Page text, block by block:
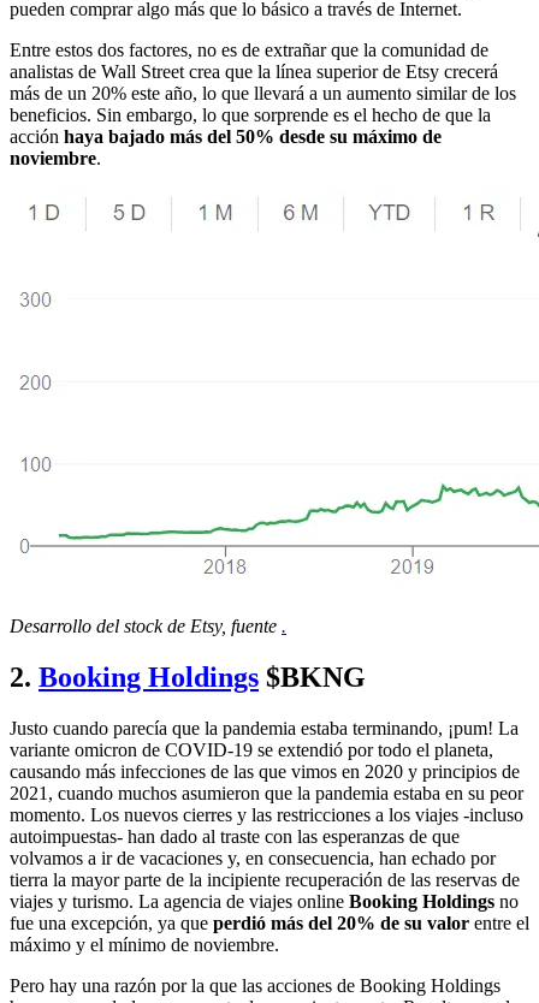
pueden comprar algo más que lo básico a través de Internet.
Entre estos dos factores, no es de extrañar que la comunidad de
analistas de Wall Street crea que la línea superior de Etsy crecerá
más de un 20% este año, lo que llevará a un aumento similar de los
beneficios. Sin embargo, lo que sorprende es el hecho de que la
acción haya bajado más del 50% desde su máximo de
noviembre.
Desarrollo del stock de Etsy, fuente .
2. Booking Holdings $BKNG
Justo cuando parecía que la pandemia estaba terminando, ¡pum! La
variante omicron de COVID-19 se extendió por todo el planeta,
causando más infecciones de las que vimos en 2020 y principios de
2021, cuando muchos asumieron que la pandemia estaba en su peor
momento. Los nuevos cierres y las restricciones a los viajes -incluso
autoimpuestas- han dado al traste con las esperanzas de que
volvamos a ir de vacaciones y, en consecuencia, han echado por
tierra la mayor parte de la incipiente recuperación de las reservas de
viajes y turismo. La agencia de viajes online Booking Holdings no
fue una excepción, ya que perdió más del 20% de su valor entre el
máximo y el mínimo de noviembre.
Pero hay una razón por la que las acciones de Booking Holdings